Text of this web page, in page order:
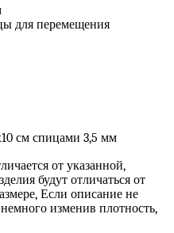
для перемещения
см спицами 3,5 мм
от указанной,
будут отличаться от
Если описание не
изменив плотность,